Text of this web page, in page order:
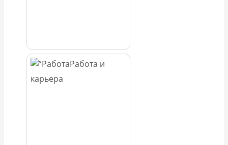
Работа и
карьера